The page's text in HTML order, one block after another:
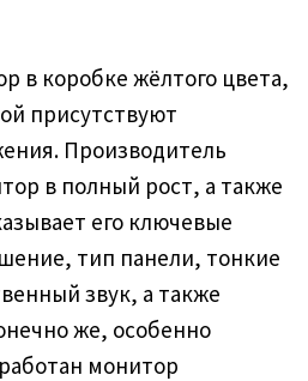
в коробке жёлтого цвета,
присутствуют
Производитель
в полный рост, а также
его ключевые
тип панели, тонкие
звук, а также
же, особенно
монитор